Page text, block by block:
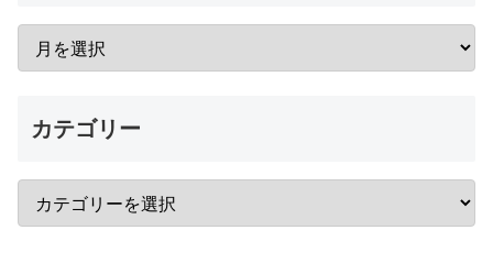
カテゴリー